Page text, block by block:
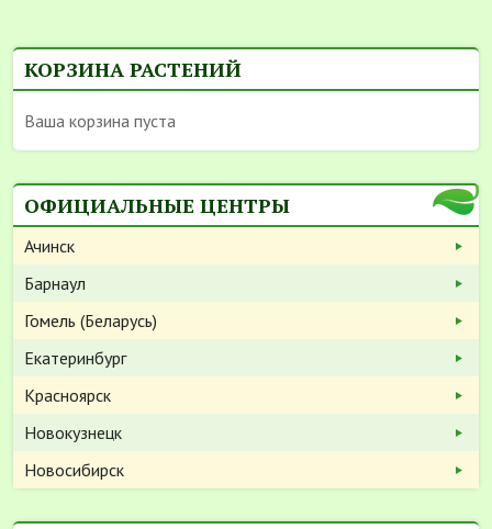
КОРЗИНА РАСТЕНИЙ
Ваша корзина пуста
ОФИЦИАЛЬНЫЕ ЦЕНТРЫ
Ачинск
Барнаул
Гомель (Беларусь)
Екатеринбург
Красноярск
Новокузнецк
Новосибирск